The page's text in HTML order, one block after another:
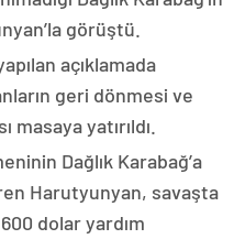
görüştü.
açıklamada
geri dönmesi ve
masaya yatırıldı.
Dağlık Karabağ’a
Harutyunyan, savaşta
dolar yardım